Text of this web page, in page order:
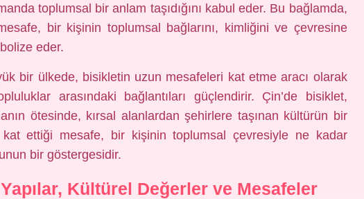
toplumsal bir anlam taşıdığını kabul eder. Bu bağlamda,
bir kişinin toplumsal bağlarını, kimliğini ve çevresine
eder.
bir ülkede, bisikletin uzun mesafeleri kat etme aracı olarak
arasındaki bağlantıları güçlendirir. Çin’de bisiklet,
ötesinde, kırsal alanlardan şehirlere taşınan kültürün bir
kat ettiği mesafe, bir kişinin toplumsal çevresiyle ne kadar
bir göstergesidir.
Kültürel Değerler ve Mesafeler